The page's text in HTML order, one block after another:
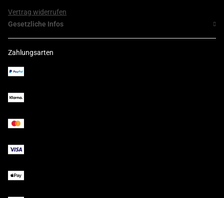
Vertrag widerrufen
Gesetzliche Infos
Zahlungsarten